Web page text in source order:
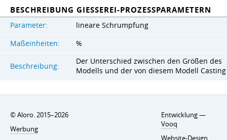
BESCHREIBUNG GIESSEREI-PROZESSPARAMETERN
Parameter:
lineare Schrumpfung
Maßeinheiten:
%
Beschreibung:
Der Unterschied zwischen den Größen des
Modells und der von diesem Modell Casting
© Aloro. 2015–2026
Werbung
Entwicklung —
Vooq
Website-Design